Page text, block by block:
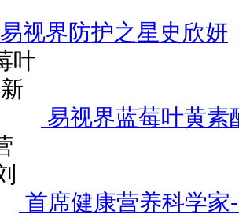
易视界防护之星史欣妍
易视界蓝莓叶黄素
首席健康营养科学家